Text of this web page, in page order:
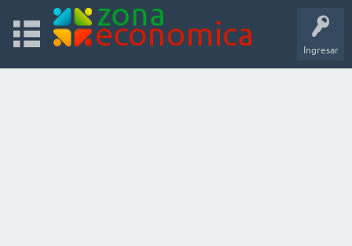
Ingresar